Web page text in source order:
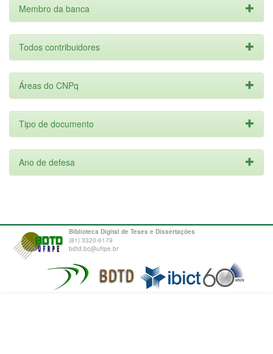
Membro da banca
Todos contribuidores
Áreas do CNPq
Tipo de documento
Ano de defesa
Biblioteca Digital de Teses e Dissertações
(81) 3320-6179
bdtd.bc@ufrpe.br